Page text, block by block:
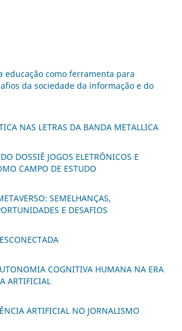
educação como ferramenta para
da sociedade da informação e do
NAS LETRAS DA BANDA METALLICA
DOSSIÊ JOGOS ELETRÔNICOS E
CAMPO DE ESTUDO
SEMELHANÇAS,
E DESAFIOS
COGNITIVA HUMANA NA ERA
ARTIFICIAL
ARTIFICIAL NO JORNALISMO